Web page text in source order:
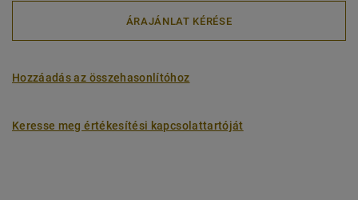
ÁRAJÁNLAT KÉRÉSE
Hozzáadás az összehasonlítóhoz
Keresse meg értékesítési kapcsolattartóját